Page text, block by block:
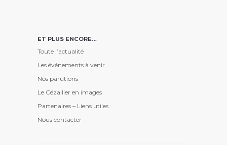
ET PLUS ENCORE…
Toute l’actualité
Les événements à venir
Nos parutions
Le Cézallier en images
Partenaires – Liens utiles
Nous contacter